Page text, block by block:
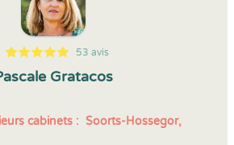
5
1
5
53 53 avis
Gratacos
cabinets : Soorts-Hossegor,